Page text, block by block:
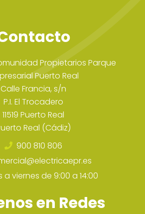
Propietarios Parque
Puerto Real
Calle Francia, s/n
P.I. El Trocadero
11519 Puerto Real
Real (Cádiz)
900 810 806
a viernes de 9:00 a 14:00
en Redes